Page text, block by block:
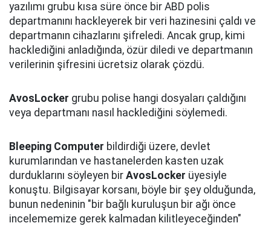
yazılımı grubu kısa süre önce bir ABD polis
departmanını hackleyerek bir veri hazinesini çaldı ve
departmanın cihazlarını şifreledi. Ancak grup, kimi
hacklediğini anladığında, özür diledi ve departmanın
verilerinin şifresini ücretsiz olarak çözdü.
AvosLocker grubu polise hangi dosyaları çaldığını
veya departmanı nasıl hacklediğini söylemedi.
Bleeping Computer bildirdiği üzere, devlet
kurumlarından ve hastanelerden kasten uzak
durduklarını söyleyen bir AvosLocker üyesiyle
konuştu. Bilgisayar korsanı, böyle bir şey olduğunda,
bunun nedeninin "bir bağlı kuruluşun bir ağı önce
incelememize gerek kalmadan kilitleyeceğinden"